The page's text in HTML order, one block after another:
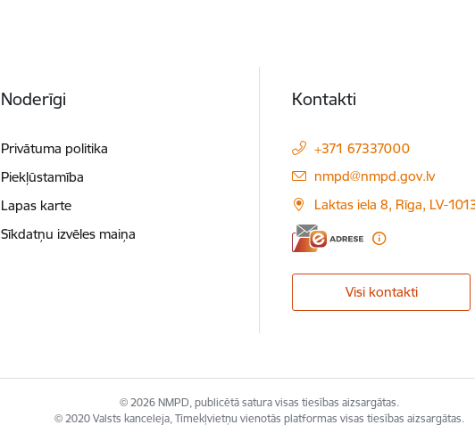
Noderīgi
Privātuma politika
Piekļūstamība
Lapas karte
Sīkdatņu izvēles maiņa
Kontakti
+371 67337000
E-pasts:
nmpd@nmpd.gov.lv
Laktas iela 8, Rīga, LV-
Visi kontakti
© 2026 NMPD, publicētā satura visas tiesības aizsargātas.
© 2020 Valsts kanceleja, Tīmekļvietņu vienotās platformas visas tiesības aizsargātas.